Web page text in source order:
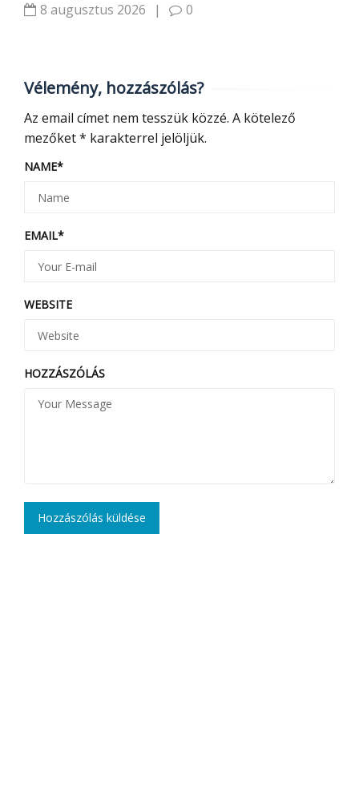
8 augusztus 2026
| 0
Vélemény, hozzászólás?
Az email címet nem tesszük közzé. A kötelező
mezőket* karakterrel jelöljük.
NAME*
EMAIL*
WEBSITE
HOZZÁSZÓLÁS